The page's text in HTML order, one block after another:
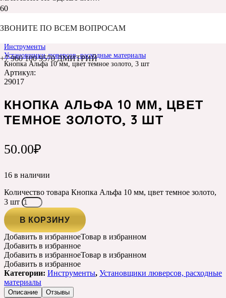
ЗВОНИТЕ ПО ВСЕМ ВОПРОСАМ
+7 960 100 9570 ДМИТРИЙ
Главная
Инструменты
Установщики люверсов, расходные материалы
Кнопка Альфа 10 мм, цвет темное золото, 3 шт
Артикул:
29017
КНОПКА АЛЬФА 10 ММ, ЦВЕТ
ТЕМНОЕ ЗОЛОТО, 3 ШТ
50.00₽
16 в наличии
Количество товара Кнопка Альфа 10 мм, цвет темное золото,
3 шт
В КОРЗИНУ
Добавить в избранноеТовар в избранном
Добавить в избранное
Добавить в избранноеТовар в избранном
Добавить в избранное
Категории: Инструменты, Установщики люверсов, расходные
материалы
Описание
Отзывы